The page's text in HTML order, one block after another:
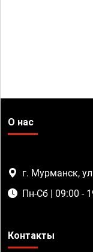
О нас
г. Мурманск,
Пн-Сб | 09:00 -
Контакты